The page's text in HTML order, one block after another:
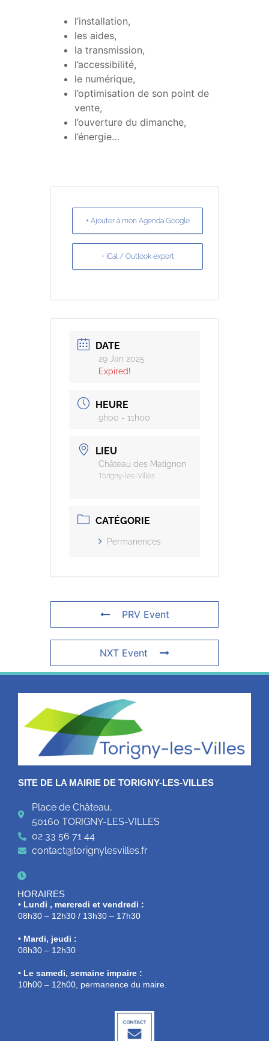
l’installation,
les aides,
la transmission,
l’accessibilité,
le numérique,
l’optimisation de son point de
vente,
l’ouverture du dimanche,
l’énergie…
+ Ajouter à mon Agenda Google
+ iCal / Outlook export
DATE
29 Jan 2025
Expired!
HEURE
9h00 - 11h00
LIEU
Château des Matignon
Torigny-les-Villes
CATÉGORIE
Permanences
PRV Event
NXT Event
SITE DE LA MAIRIE DE TORIGNY-LES-VILLES
Place de Château,
50160 TORIGNY-LES-VILLES
02 33 56 71 44
contact@torignylesvilles.fr
HORAIRES
• Lundi , mercredi et vendredi :
08h30 – 12h30 / 13h30 – 17h30
• Mardi, jeudi :
08h30 – 12h30
• Le samedi, semaine impaire :
10h00 – 12h00, permanence du maire.